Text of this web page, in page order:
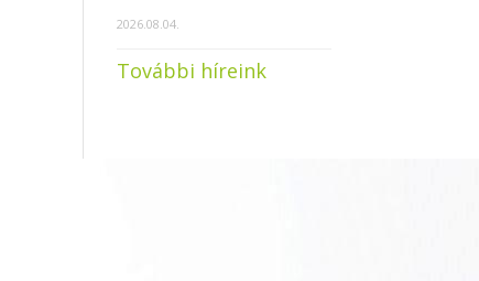
2026.08.04.
További híreink